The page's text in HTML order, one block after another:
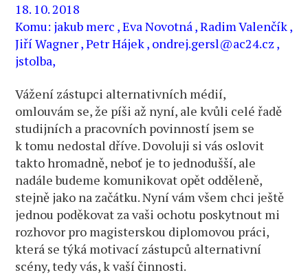
18. 10. 2018
Komu: jakub merc , Eva Novotná, Radim Valenčík,
Jiří Wagner, Petr Hájek, ondrej.gersl@ac24.cz ,
jstolba,
Vážení zástupci alternativních médií,
omlouvám se, že píši až nyní, ale kvůli celé řadě
studijních a pracovních povinností jsem se
k tomu nedostal dříve. Dovoluji si vás oslovit
takto hromadně, neboť je to jednodušší, ale
nadále budeme komunikovat opět odděleně,
stejně jako na začátku. Nyní vám všem chci ještě
jednou poděkovat za vaši ochotu poskytnout mi
rozhovor pro magisterskou diplomovou práci,
která se týká motivací zástupců alternativní
scény, tedy vás, k vaší činnosti.